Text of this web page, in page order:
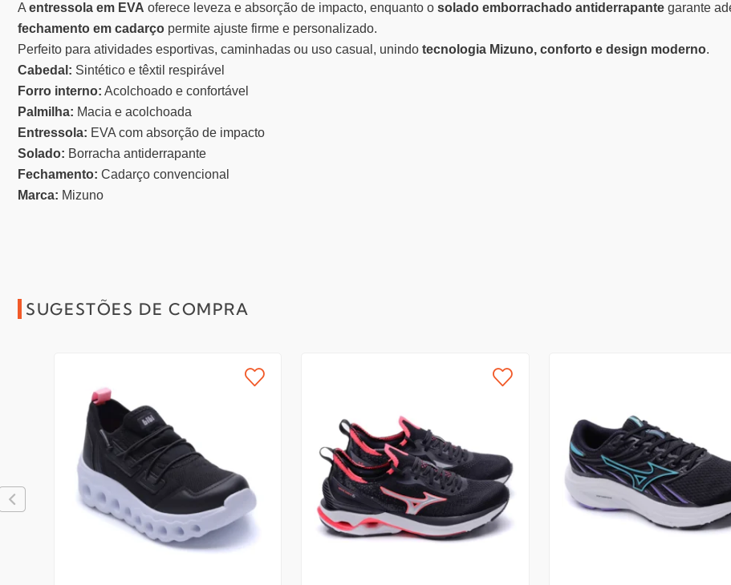
A entressola em EVA oferece leveza e absorção de impacto, enquanto o solado emborrachado antiderrapante garante
fechamento em cadarço permite ajuste firme e personalizado.
Perfeito para atividades esportivas, caminhadas ou uso casual, unindo tecnologia Mizuno, conforto e design moderno.
Cabedal: Sintético e têxtil respirável
Forro interno: Acolchoado e confortável
Palmilha: Macia e acolchoada
Entressola: EVA com absorção de impacto
Solado: Borracha antiderrapante
Fechamento: Cadarço convencional
Marca: Mizuno
SUGESTÕES DE COMPRA